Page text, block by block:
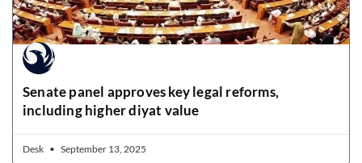
Senate panel approves key legal reforms,
including higher diyat value
Desk September 13, 2025